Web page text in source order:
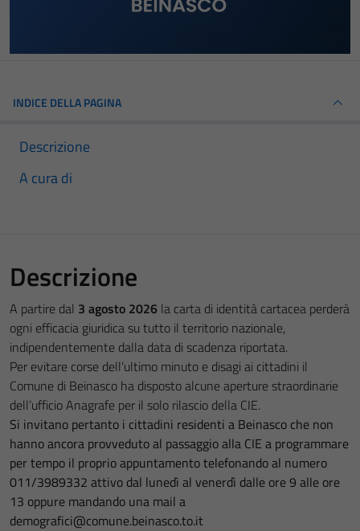
INDICE DELLA PAGINA
Descrizione
A cura di
Descrizione
A partire dal 3 agosto 2026 la carta di identità cartacea perderà
ogni efficacia giuridica su tutto il territorio nazionale,
indipendentemente dalla data di scadenza riportata.
Per evitare corse dell’ultimo minuto e disagi ai cittadini il
Comune di Beinasco ha disposto alcune aperture straordinarie
dell’ufficio Anagrafe per il solo rilascio della CIE.
Si invitano pertanto i cittadini residenti a Beinasco che non
hanno ancora provveduto al passaggio alla CIE a programmare
per tempo il proprio appuntamento telefonando al numero
011/3989332 attivo dal lunedì al venerdì dalle ore 9 alle ore
13 oppure mandando una mail a
demografici@comune.beinasco.to.it